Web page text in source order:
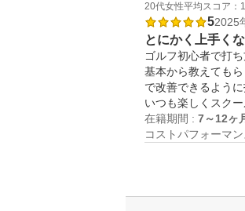
20代女性平均スコア：
52025
とにかく上手く
ゴルフ初心者で打
基本から教えても
で改善できるよう
いつも楽しくスク
在籍期間 : 7～12ヶ
コストパフォーマン